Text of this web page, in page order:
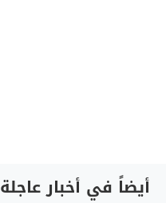
أيضاً في أخبار عاجلة